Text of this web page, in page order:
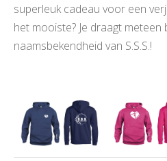
superleuk cadeau voor een
het mooiste? Je draagt meteen
naamsbekendheid van S.S.S.!